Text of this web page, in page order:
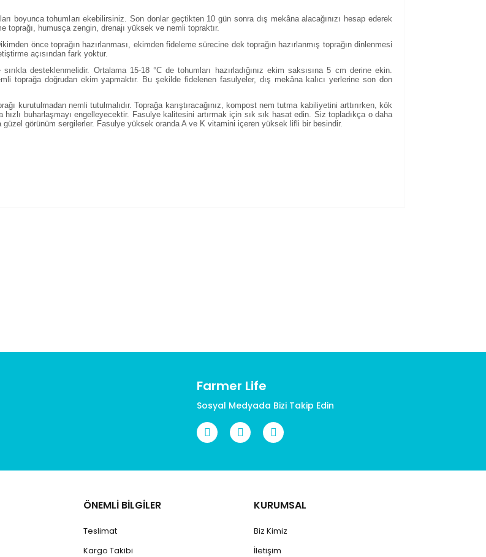
boyunca tohumları ekebilirsiniz. Son donlar geçtikten 10 gün sonra dış mekâna alacağınızı hesap ederek
humusça zengin, drenajı yüksek ve nemli topraktır.
önce toprağın hazırlanması, ekimden fideleme sürecine dek toprağın hazırlanmış toprağın dinlenmesi
açısından fark yoktur.
desteklenmelidir. Ortalama 15-18 °C de tohumları hazırladığınız ekim saksısına 5 cm derine ekin.
toprağa doğrudan ekim yapmaktır. Bu şekilde fidelenen fasulyeler, dış mekâna kalıcı yerlerine son don
kurutulmadan nemli tutulmalıdır. Toprağa karıştıracağınız, kompost nem tutma kabiliyetini arttırırken, kök
buharlaşmayı engelleyecektir. Fasulye kalitesini artırmak için sık sık hasat edin. Siz topladıkça o daha
görünüm sergilerler. Fasulye yüksek oranda A ve K vitamini içeren yüksek lifli bir besindir.
Farmer Life
Sosyal Medyada Bizi Takip Edin
ÖNEMLİ BİLGİLER
Teslimat
Kargo Takibi
KURUMSAL
Biz Kimiz
İletişim